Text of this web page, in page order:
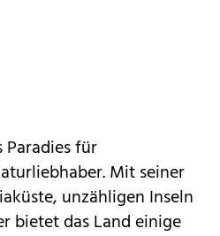
für
Mit seiner
unzähligen Inseln
bietet das Land einige